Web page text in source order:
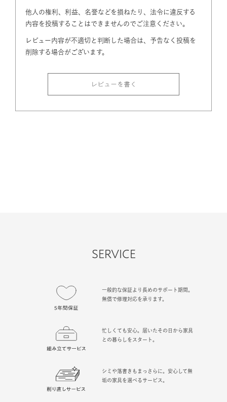
他人の権利、利益、名誉などを損ねたり、法令に違反する
内容を投稿することはできませんのでご注意ください。
レビュー内容が不適切と判断した場合は、予告なく投稿を
削除する場合がございます。
レビューを書く
SERVICE
一般的な保証より長めのサポート期間。
無償で修理対応を承ります。
忙しくても安心。届いたその日から家具
との暮らしをスタート。
シミや落書きもまっさらに。安心して無
垢の家具を選べるサービス。